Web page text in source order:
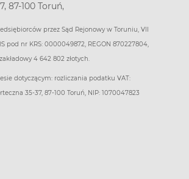
87-100 Toruń,
przez Sąd Rejonowy w Toruniu, VII
pod nr KRS: 0000049872, REGON 870227804,
4 642 802 złotych.
dotyczącym: rozliczania podatku VAT:
35-37, 87-100 Toruń, NIP: 1070047823